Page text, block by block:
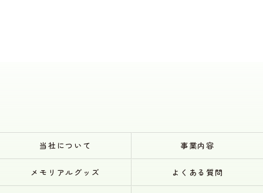
当社について 事業内容
メモリアルグッズ よくある質問